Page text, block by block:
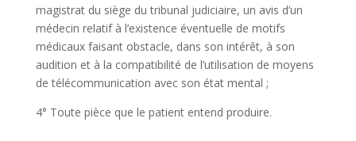
magistrat du siège du tribunal judiciaire, un avis d’un
médecin relatif à l’existence éventuelle de motifs
médicaux faisant obstacle, dans son intérêt, à son
audition et à la compatibilité de l’utilisation de moyens
de télécommunication avec son état mental ;
4° Toute pièce que le patient entend produire.